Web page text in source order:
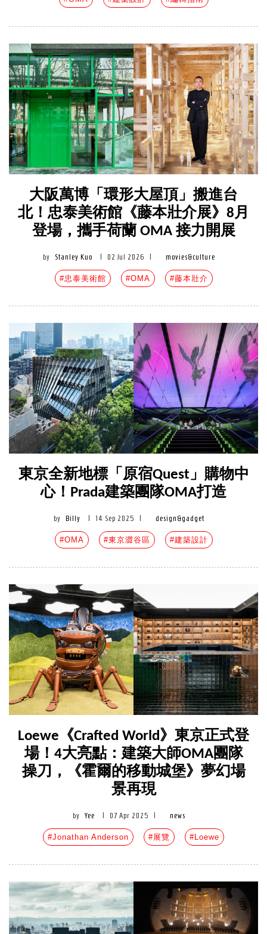
大阪萬博「環形大屋頂」搬進台
北！忠泰美術館《藤本壯介展》8月
登場，攜手荷蘭 OMA 接力開展
by Stanley Kuo 02 Jul 2026 movies&culture
#忠泰美術館 #OMA #藤本壯介
東京全新地標「原宿Quest」購物中
心！Prada建築團隊OMA打造
by Billy 14 Sep 2025 design&gadget
#OMA #東京澀谷區 #建築設計
Loewe《Crafted World》東京正式登
場！4大亮點：建築大師OMA團隊
操刀，《霍爾的移動城堡》夢幻場
景再現
by Yee 07 Apr 2025 news
#Jonathan Anderson #展覽 #Loewe